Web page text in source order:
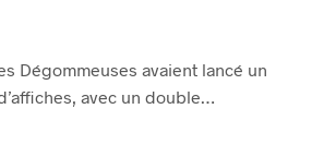
Dégommeuses avaient lancé un
avec un double…